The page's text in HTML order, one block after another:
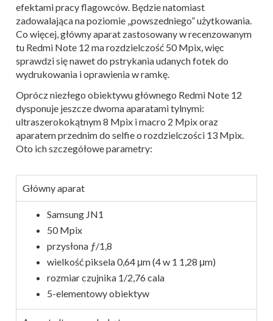
efektami pracy flagowców. Będzie natomiast
zadowalająca na poziomie „powszedniego” użytkowania.
Co więcej, główny aparat zastosowany w recenzowanym
tu Redmi Note 12 ma rozdzielczość 50 Mpix, więc
sprawdzi się nawet do pstrykania udanych fotek do
wydrukowania i oprawienia w ramkę.
Oprócz niezłego obiektywu głównego Redmi Note 12
dysponuje jeszcze dwoma aparatami tylnymi:
ultraszerokokątnym 8 Mpix i macro 2 Mpix oraz
aparatem przednim do selfie o rozdzielczości 13 Mpix.
Oto ich szczegółowe parametry:
Główny aparat
Samsung JN1
50 Mpix
przysłona ƒ/1,8
wielkość piksela 0,64 μm (4 w 1 1,28 μm)
rozmiar czujnika 1/2,76 cala
5-elementowy obiektyw